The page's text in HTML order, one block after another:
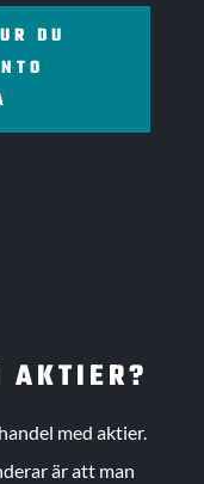
DU
AKTIER?
med aktier.
är att man